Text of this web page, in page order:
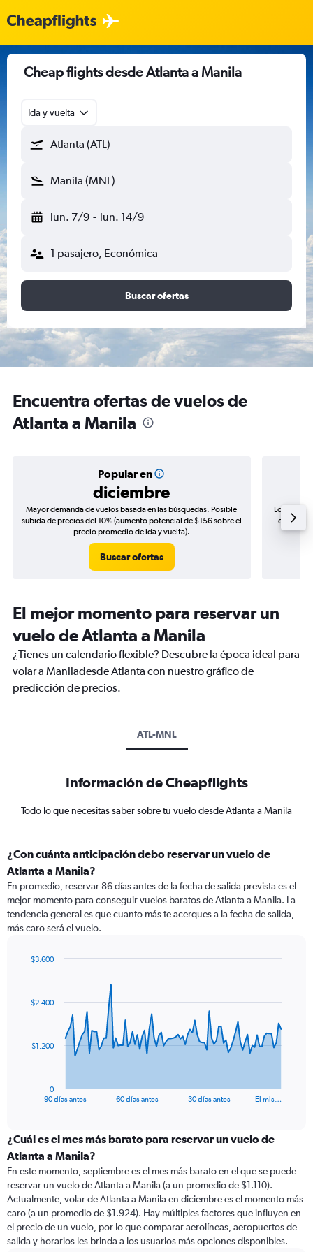
Cheap flights desde Atlanta a Manila
Ida y vuelta
Atlanta (ATL)
Manila (MNL)
lun. 7/9 - lun. 14/9
1 pasajero, Económica
Buscar ofertas
Encuentra ofertas de vuelos de
Atlanta a Manila
Popular en
diciembre
Mayor demanda de vuelos basada en las búsquedas. Posible
subida de precios del 10% (aumento potencial de $156 sobre el
precio promedio de ida y vuelta).
Buscar ofertas
Los
de
El mejor momento para reservar un
vuelo de Atlanta a Manila
¿Tienes un calendario flexible? Descubre la época ideal para
volar a Maniladesde Atlanta con nuestro gráfico de
predicción de precios.
ATL-MNL
Información de Cheapflights
Todo lo que necesitas saber sobre tu vuelo desde Atlanta a Manila
¿Con cuánta anticipación debo reservar un vuelo de
Atlanta a Manila?
En promedio, reservar 86 días antes de la fecha de salida prevista es el
mejor momento para conseguir vuelos baratos de Atlanta a Manila. La
tendencia general es que cuanto más te acerques a la fecha de salida,
más caro será el vuelo.
data
The
categories.
Range:
categories.
The
chart
has
1
Y
90 días antes 60 días antes 30 días antes El mis…
0
$1.200
$2.400
$3.600
¿Cuál es el mes más barato para reservar un vuelo de
Atlanta a Manila?
En este momento, septiembre es el mes más barato en el que se puede
reservar un vuelo de Atlanta a Manila (a un promedio de $1.110).
Actualmente, volar de Atlanta a Manila en diciembre es el momento más
caro (a un promedio de $1.924). Hay múltiples factores que influyen en
el precio de un vuelo, por lo que comparar aerolíneas, aeropuertos de
salida y horarios les brinda a los usuarios más opciones disponibles.